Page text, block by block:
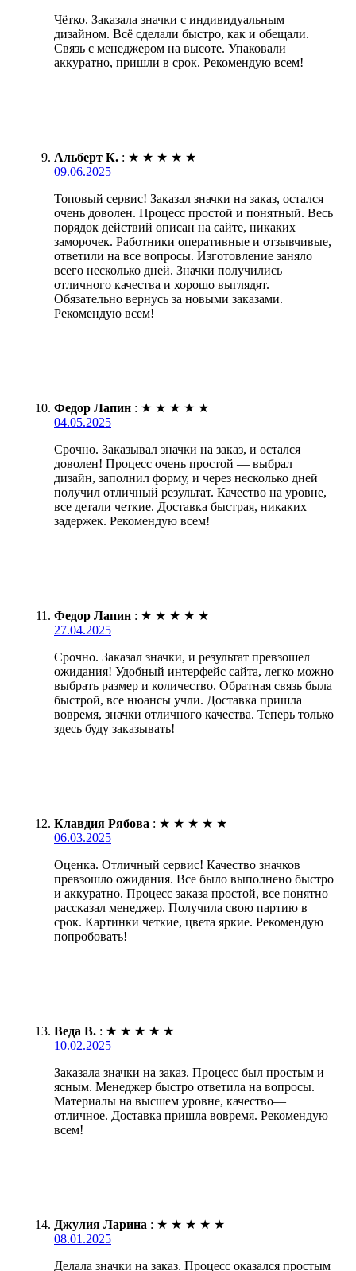
Чётко. Заказала значки с индивидуальным
дизайном. Всё сделали быстро, как и обещали.
Связь с менеджером на высоте. Упаковали
аккуратно, пришли в срок. Рекомендую всем!
Альберт К. : ★ ★ ★ ★ ★
09.06.2025
Топовый сервис! Заказал значки на заказ, остался
очень доволен. Процесс простой и понятный. Весь
порядок действий описан на сайте, никаких
заморочек. Работники оперативные и отзывчивые,
ответили на все вопросы. Изготовление заняло
всего несколько дней. Значки получились
отличного качества и хорошо выглядят.
Обязательно вернусь за новыми заказами.
Рекомендую всем!
Федор Лапин : ★ ★ ★ ★ ★
04.05.2025
Срочно. Заказывал значки на заказ, и остался
доволен! Процесс очень простой — выбрал
дизайн, заполнил форму, и через несколько дней
получил отличный результат. Качество на уровне,
все детали четкие. Доставка быстрая, никаких
задержек. Рекомендую всем!
Федор Лапин : ★ ★ ★ ★ ★
27.04.2025
Срочно. Заказал значки, и результат превзошел
ожидания! Удобный интерфейс сайта, легко можно
выбрать размер и количество. Обратная связь была
быстрой, все нюансы учли. Доставка пришла
вовремя, значки отличного качества. Теперь только
здесь буду заказывать!
Клавдия Рябова : ★ ★ ★ ★ ★
06.03.2025
Оценка. Отличный сервис! Качество значков
превзошло ожидания. Все было выполнено быстро
и аккуратно. Процесс заказа простой, все понятно
рассказал менеджер. Получила свою партию в
срок. Картинки четкие, цвета яркие. Рекомендую
попробовать!
Веда В. : ★ ★ ★ ★ ★
10.02.2025
Заказала значки на заказ. Процесс был простым и
ясным. Менеджер быстро ответила на вопросы.
Материалы на высшем уровне, качество—
отличное. Доставка пришла вовремя. Рекомендую
всем!
Джулия Ларина : ★ ★ ★ ★ ★
08.01.2025
Делала значки на заказ. Процесс оказался простым